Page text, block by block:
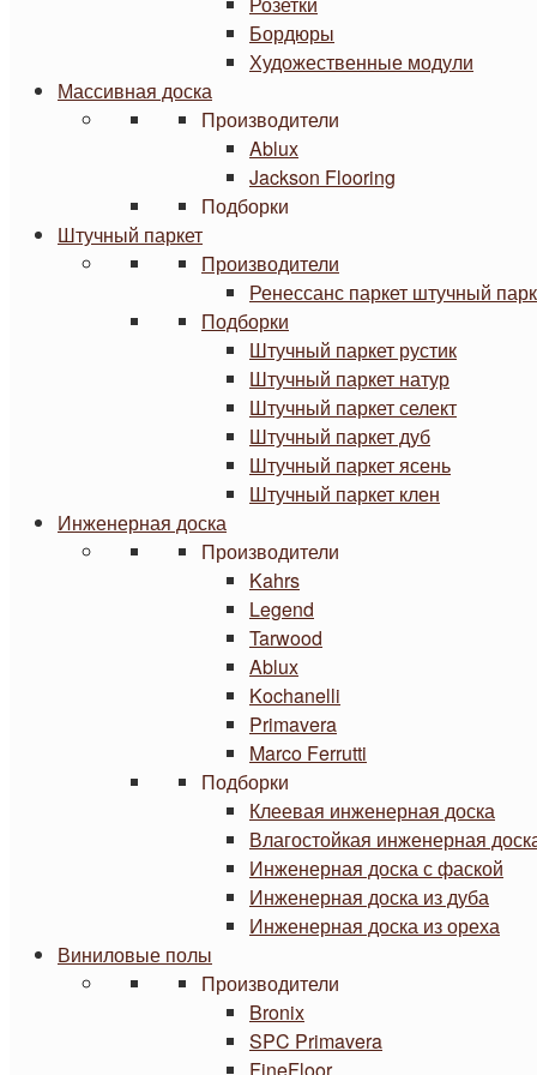
Бордюры
Художественные модули
Массивная доска
Производители
Ablux
Jackson Flooring
Подборки
Штучный паркет
Производители
Ренессанс паркет штучный
Подборки
Штучный паркет рустик
Штучный паркет натур
Штучный паркет селект
Штучный паркет дуб
Штучный паркет ясень
Штучный паркет клен
Инженерная доска
Производители
Kahrs
Legend
Tarwood
Ablux
Kochanelli
Primavera
Marco Ferrutti
Подборки
Клеевая инженерная доска
Влагостойкая инженерная
Инженерная доска с фаской
Инженерная доска из дуба
Инженерная доска из ореха
Виниловые полы
Производители
Bronix
SPC Primavera